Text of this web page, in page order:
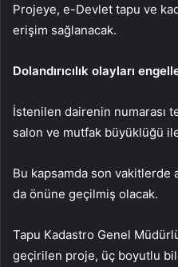
Projeye, e-Devlet tapu ve
erişim sağlanacak.
Dolandırıcılık olayları
İstenilen dairenin numarası
salon ve mutfak büyüklüğü
Bu kapsamda son vakitlerde
da önüne geçilmiş olacak.
Tapu Kadastro Genel
geçirilen proje, üç boyutlu